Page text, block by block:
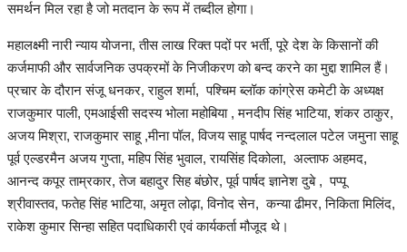
समर्थन मिल रहा है जो मतदान के रूप में तब्दील होगा।
महालक्ष्मी नारी न्याय योजना, तीस लाख रिक्त पदों पर भर्ती, पूरे देश के किसानों की
कर्जमाफी और सार्वजनिक उपक्रमों के निजीकरण को बन्द करने का मुद्दा शामिल हैं।
प्रचार के दौरान संजू धनकर, राहुल शर्मा, पश्चिम ब्लॉक कांग्रेस कमेटी के अध्यक्ष
राजकुमार पाली, एमआईसी सदस्य भोला महोबिया , मनदीप सिंह भाटिया, शंकर ठाकुर,
अजय मिश्रा, राजकुमार साहू ,मीना पॉल, विजय साहू पार्षद नन्दलाल पटेल जमुना साहू
पूर्व एल्डरमैन अजय गुप्ता, महिप सिंह भुवाल, रायसिंह दिकोला, अल्ताफ अहमद,
आनन्द कपूर ताम्रकार, तेज बहादुर सिह बंछोर, पूर्व पार्षद ज्ञानेश दुबे , पप्पू
श्रीवास्तव, फतेह सिंह भाटिया, अमृत लोढ़ा, विनोद सेन, कन्या ढीमर, निकिता मिलिंद,
राकेश कुमार सिन्हा सहित पदाधिकारी एवं कार्यकर्ता मौजूद थे।